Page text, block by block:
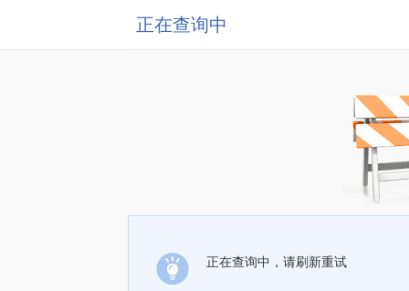
正在查询中
正在查询中，请刷新重试